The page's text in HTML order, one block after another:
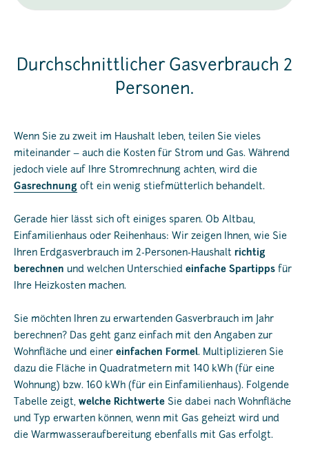
Durchschnittlicher Gasverbrauch 2
Personen.
Wenn Sie zu zweit im Haushalt leben, teilen Sie vieles
miteinander – auch die Kosten für Strom und Gas. Während
jedoch viele auf Ihre Stromrechnung achten, wird die
Gasrechnung oft ein wenig stiefmütterlich behandelt.
Gerade hier lässt sich oft einiges sparen. Ob Altbau,
Einfamilienhaus oder Reihenhaus: Wir zeigen Ihnen, wie Sie
Ihren Erdgasverbrauch im 2-Personen-Haushalt richtig
berechnen und welchen Unterschied einfache Spartipps für
Ihre Heizkosten machen.
Sie möchten Ihren zu erwartenden Gasverbrauch im Jahr
berechnen? Das geht ganz einfach mit den Angaben zur
Wohnfläche und einer einfachen Formel. Multiplizieren Sie
dazu die Fläche in Quadratmetern mit 140 kWh (für eine
Wohnung) bzw. 160 kWh (für ein Einfamilienhaus). Folgende
Tabelle zeigt, welche Richtwerte Sie dabei nach Wohnfläche
und Typ erwarten können, wenn mit Gas geheizt wird und
die Warmwasseraufbereitung ebenfalls mit Gas erfolgt.